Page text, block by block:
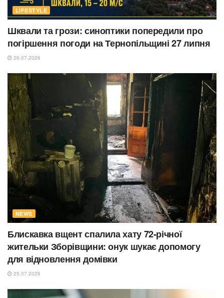
LIFESTYLE
Шквали та грози: синоптики попередили про
погіршення погоди на Тернопільщині 27 липня
26.07.2026
NEWS
Блискавка вщент спалила хату 72-річної
жительки Зборівщини: онук шукає допомогу
для відновлення домівки
25.07.2026